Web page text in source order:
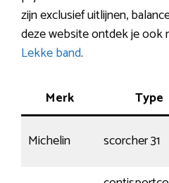
zijn exclusief uitlijnen,
deze website ontdek je ook
Lekke band.
Merk Type
Michelin scorcher 31